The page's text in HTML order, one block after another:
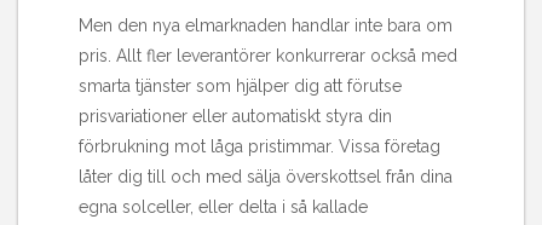
Men den nya elmarknaden handlar inte bara om
pris. Allt fler leverantörer konkurrerar också med
smarta tjänster som hjälper dig att förutse
prisvariationer eller automatiskt styra din
förbrukning mot låga pristimmar. Vissa företag
låter dig till och med sälja överskottsel från dina
egna solceller, eller delta i så kallade